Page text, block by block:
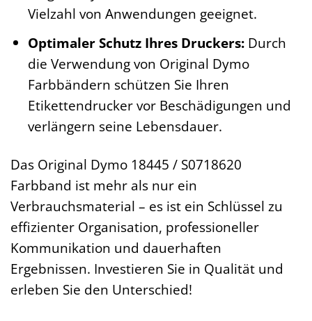
Vielzahl von Anwendungen geeignet.
Optimaler Schutz Ihres Druckers:Durch
die Verwendung von Original Dymo
Farbbändern schützen Sie Ihren
Etikettendrucker vor Beschädigungen und
verlängern seine Lebensdauer.
Das Original Dymo 18445 / S0718620
Farbband ist mehr als nur ein
Verbrauchsmaterial – es ist ein Schlüssel zu
effizienter Organisation, professioneller
Kommunikation und dauerhaften
Ergebnissen. Investieren Sie in Qualität und
erleben Sie den Unterschied!